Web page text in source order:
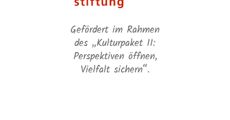
Gefördert im Rahmen
des „Kulturpaket II:
Perspektiven öffnen,
Vielfalt sichern“.